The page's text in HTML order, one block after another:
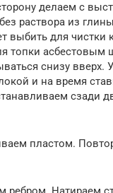
делаем с
раствора из
выбить для чистки
топки асбестовым
снизу вверх.
и на время
сзади
пластом.